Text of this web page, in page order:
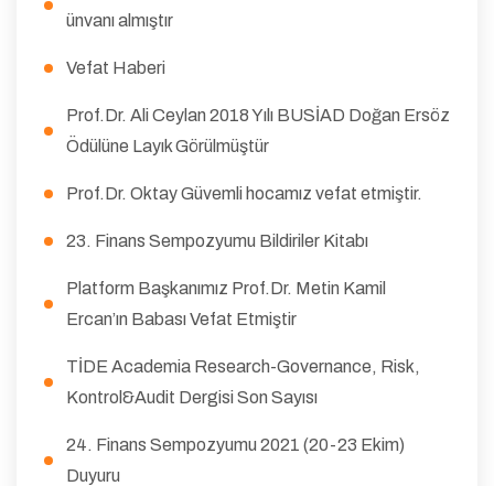
ünvanı almıştır
Vefat Haberi
Prof.Dr. Ali Ceylan 2018 Yılı BUSİAD Doğan Ersöz
Ödülüne Layık Görülmüştür
Prof.Dr. Oktay Güvemli hocamız vefat etmiştir.
23. Finans Sempozyumu Bildiriler Kitabı
Platform Başkanımız Prof.Dr. Metin Kamil
Ercan’ın Babası Vefat Etmiştir
TİDE Academia Research-Governance, Risk,
Kontrol&Audit Dergisi Son Sayısı
24. Finans Sempozyumu 2021 (20-23 Ekim)
Duyuru